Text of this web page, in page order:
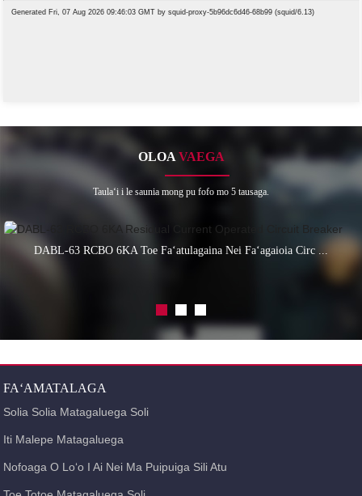
OLOA VAEGA
Taulaʻi i le saunia mong pu fofo mo 5 tausaga.
DABL-63 RCBO 6KA Toe Faʻatulagaina Nei Faʻagaioia Circ ...
FAʻAMATALAGA
Solia Solia Matagaluega Soli
Iti Malepe Matagaluega
Nofoaga O Loʻo I Ai Nei Ma Puipuiga Sili Atu